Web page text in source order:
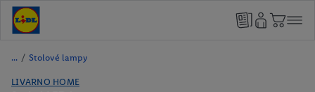
/ Stolové lampy
LIVARNO HOME